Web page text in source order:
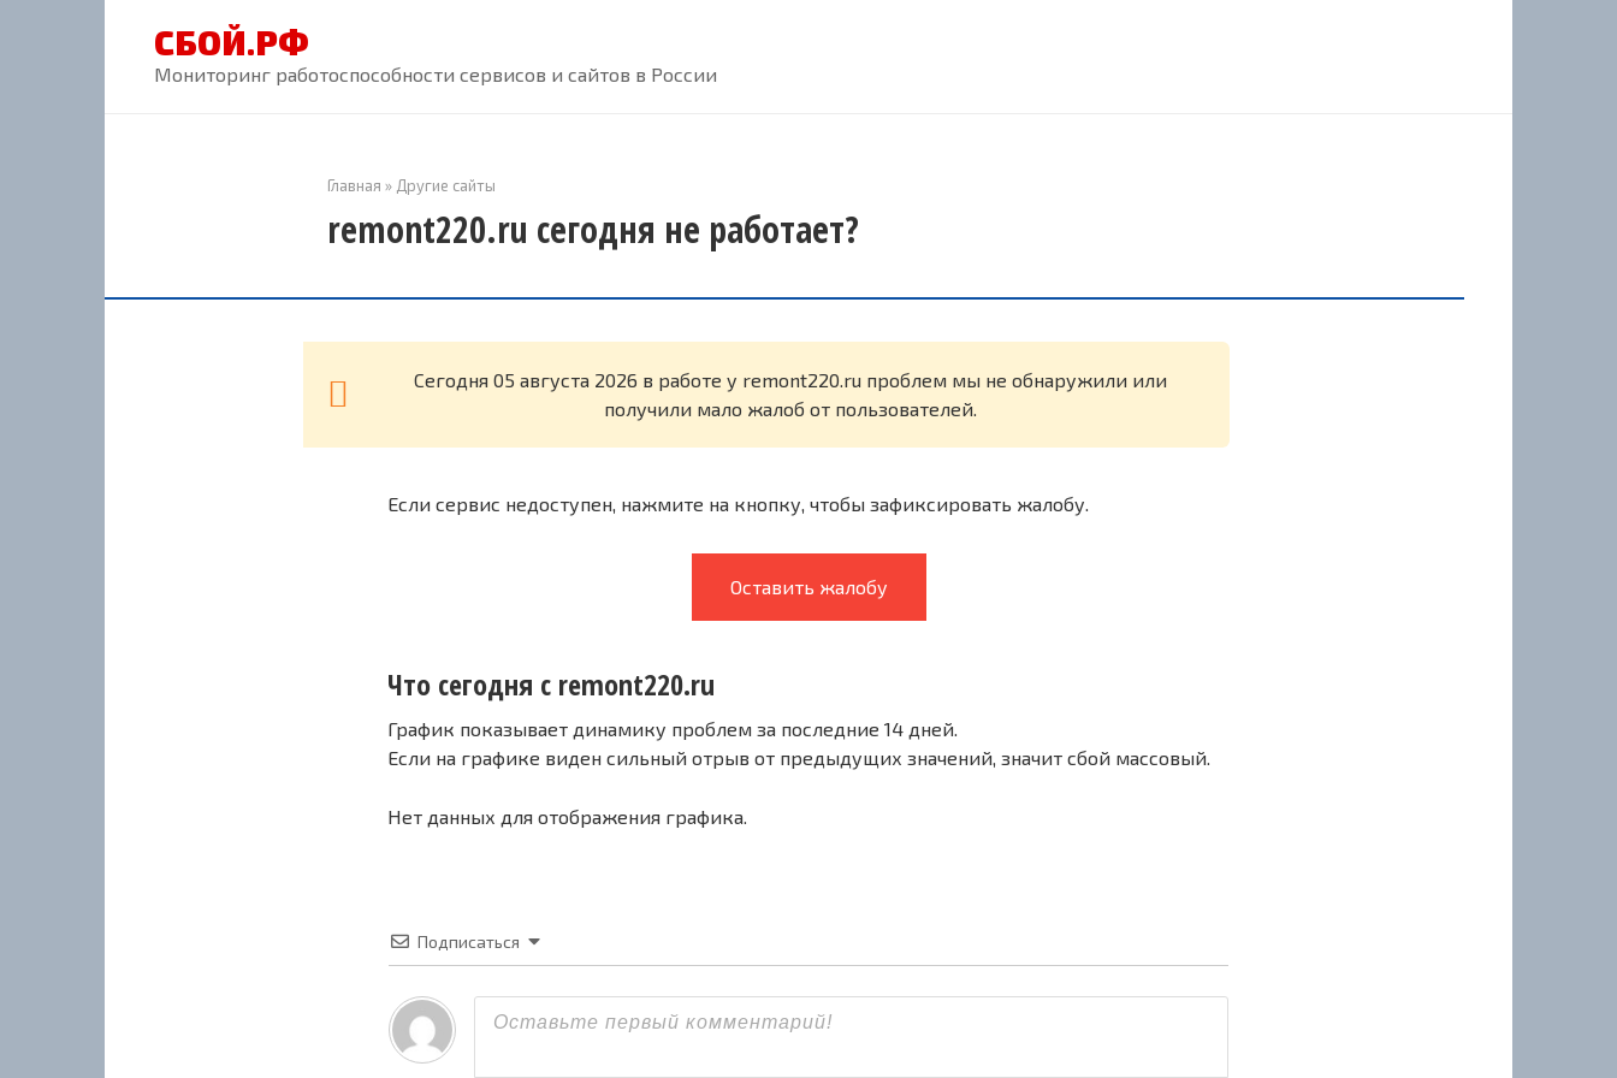
СБОЙ.РФ
Мониторинг работоспособности сервисов и сайтов в России
Главная » Другие сайты
remont220.ru сегодня не работает?
Cегодня 05 августа 2026 в работе у remont220.ru проблем мы не обнаружили или
получили мало жалоб от пользователей.
Если сервис недоступен, нажмите на кнопку, чтобы зафиксировать жалобу.
Оставить жалобу
Что сегодня с remont220.ru
График показывает динамику проблем за последние 14 дней.
Если на графике виден сильный отрыв от предыдущих значений, значит сбой массовый.
Нет данных для отображения графика.
Подписаться